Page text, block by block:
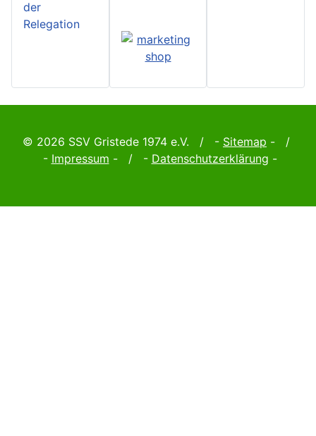
der
Relegation
© 2026 SSV Gristede 1974 e.V. / - Sitemap - /
- Impressum - / - Datenschutzerklärung -